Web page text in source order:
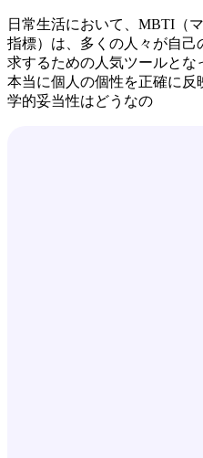
日常生活において、MBTI（
指標）は、多くの人々が自
求するための人気ツールと
本当に個人の個性を正確に
学的妥当性はどうなの